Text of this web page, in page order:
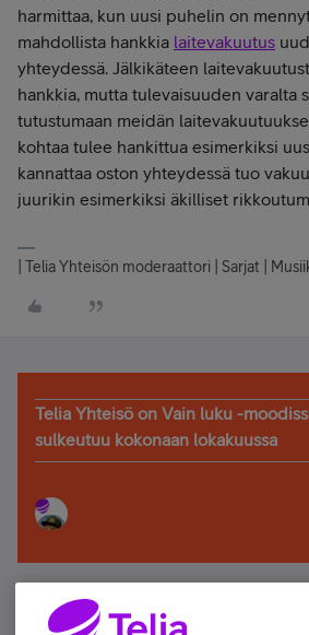
harmittaa, kun uusi puhelin on
mahdollista hankkia laitevakuutus
yhteydessä. Jälkikäteen
hankkia, mutta tulevaisuuden varalta
tutustumaan meidän
kohtaa tulee hankittua esimerkiksi
kannattaa oston yhteydessä tuo
juurikin esimerkiksi äkilliset
| Telia Yhteisön moderaattori | Sarjat |
Telia Yhteisö on Vain luku -
sulkeutuu kokonaan lokakuussa